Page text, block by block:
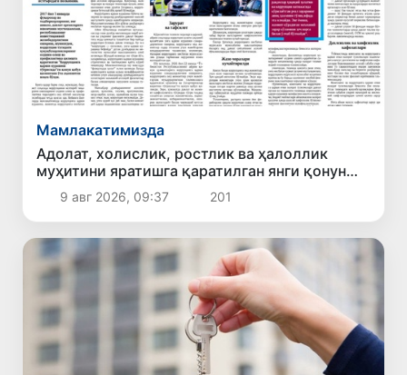
Мамлакатимизда
Адолат, холислик, ростлик ва ҳалоллик
муҳитини яратишга қаратилган янги қонун
тафсилоти
9 авг 2026, 09:37 201